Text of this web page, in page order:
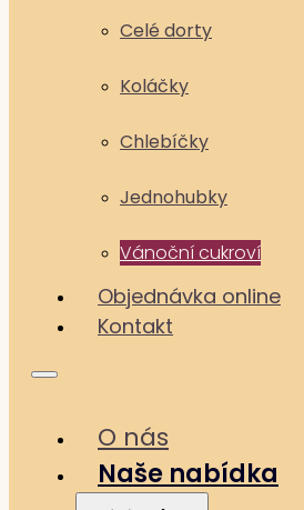
Celé dorty
Koláčky
Chlebíčky
Jednohubky
Vánoční cukroví
Objednávka online
Kontakt
O nás
Naše nabídka